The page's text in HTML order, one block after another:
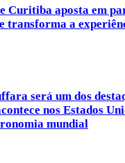
Curitiba aposta em
transforma a
será um dos
nos Estados
mundial